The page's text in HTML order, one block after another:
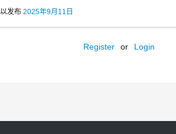
发布 2025年9月11日
Register or Login